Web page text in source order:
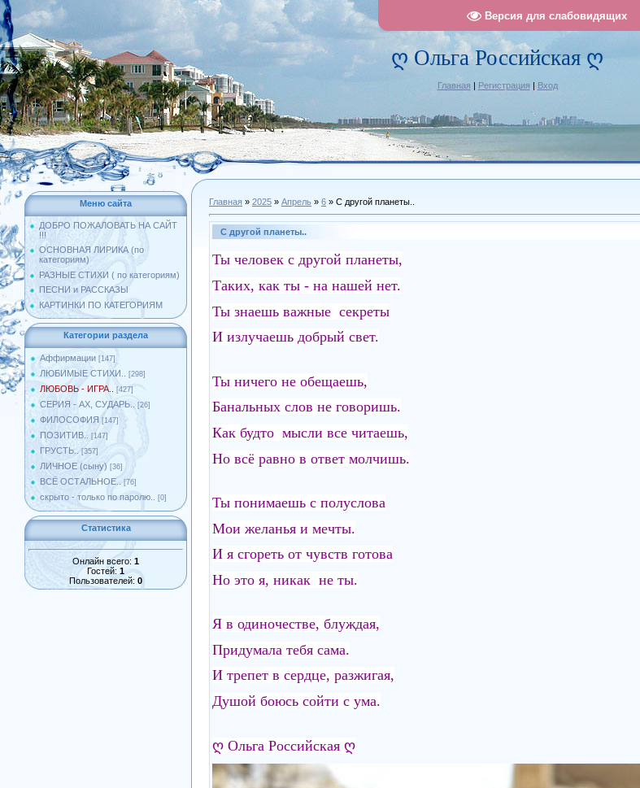
Версия для слабовидящих
ღ Ольга Российская ღ
Главная | Регистрация | Вход
Меню сайта
ДОБРО ПОЖАЛОВАТЬ НА САЙТ
!!!
ОСНОВНАЯ ЛИРИКА (по
категориям)
РАЗНЫЕ СТИХИ ( по категориям)
ПЕСНИ и РАССКАЗЫ
КАРТИНКИ ПО КАТЕГОРИЯМ
Категории раздела
Аффирмации [147]
ЛЮБИМЫЕ СТИХИ.. [298]
ЛЮБОВЬ - ИГРА.. [427]
СЕРИЯ - АХ, СУДАРЬ.. [26]
ФИЛОСОФИЯ [147]
ПОЗИТИВ.. [147]
ГРУСТЬ.. [357]
ЛИЧНОЕ (сыну) [36]
ВСЁ ОСТАЛЬНОЕ.. [76]
скрыто - только по паролю.. [0]
Статистика
Онлайн всего: 1
Гостей: 1
Пользователей: 0
Главная » 2025 » Апрель » 6 » С другой планеты..
С другой планеты..
Ты человек с другой планеты,
Таких, как ты - на нашей нет.
Ты знаешь важные секреты
И излучаешь добрый свет.
Ты ничего не обещаешь,
Банальных слов не говоришь.
Как будто мысли все читаешь,
Но всё равно в ответ молчишь.
Ты понимаешь с полуслова
Мои желанья и мечты.
И я сгореть от чувств готова
Но это я, никак не ты.
Я в одиночестве, блуждая,
Придумала тебя сама.
И трепет в сердце, разжигая,
Душой боюсь сойти с ума.
ღ Ольга Российская ღ